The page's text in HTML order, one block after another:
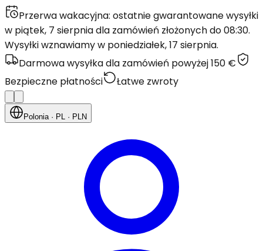
Przerwa wakacyjna: ostatnie gwarantowane wysyłki
w piątek, 7 sierpnia dla zamówień złożonych do 08:30.
Wysyłki wznawiamy w poniedziałek, 17 sierpnia.
Darmowa wysyłka dla zamówień powyżej 150 €
Bezpieczne płatności
Łatwe zwroty
Polonia· PL · PLN